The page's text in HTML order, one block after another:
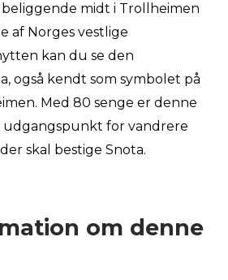
midt i Trollheimen
af Norges vestlige
kan du se den
også kendt som symbolet på
Med 80 senge er denne
for vandrere
skal bestige Snota.
om denne